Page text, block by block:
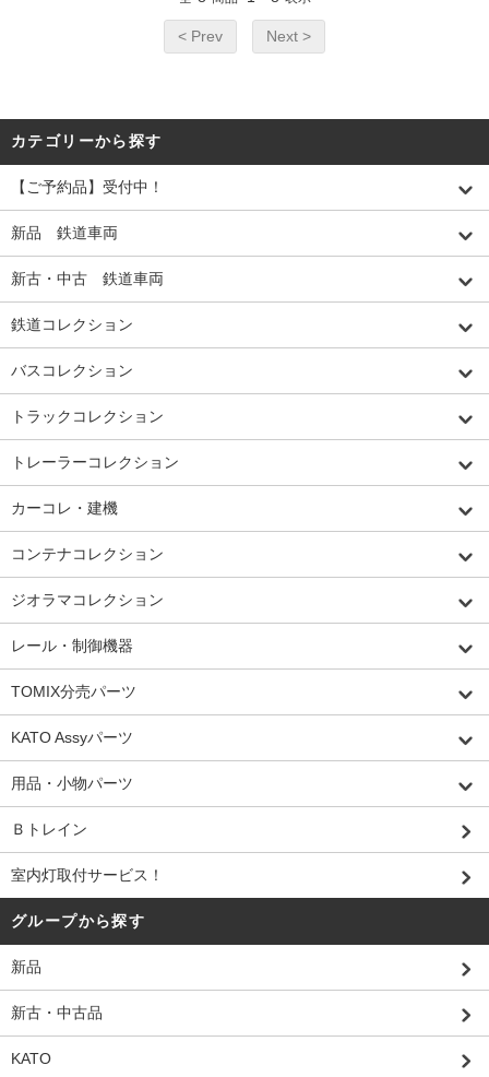
< Prev Next >
カテゴリーから探す
【ご予約品】受付中！
新品 鉄道車両
新古・中古 鉄道車両
鉄道コレクション
バスコレクション
トラックコレクション
トレーラーコレクション
カーコレ・建機
コンテナコレクション
ジオラマコレクション
レール・制御機器
TOMIX分売パーツ
KATO Assyパーツ
用品・小物パーツ
Ｂトレイン
室内灯取付サービス！
グループから探す
新品
新古・中古品
KATO